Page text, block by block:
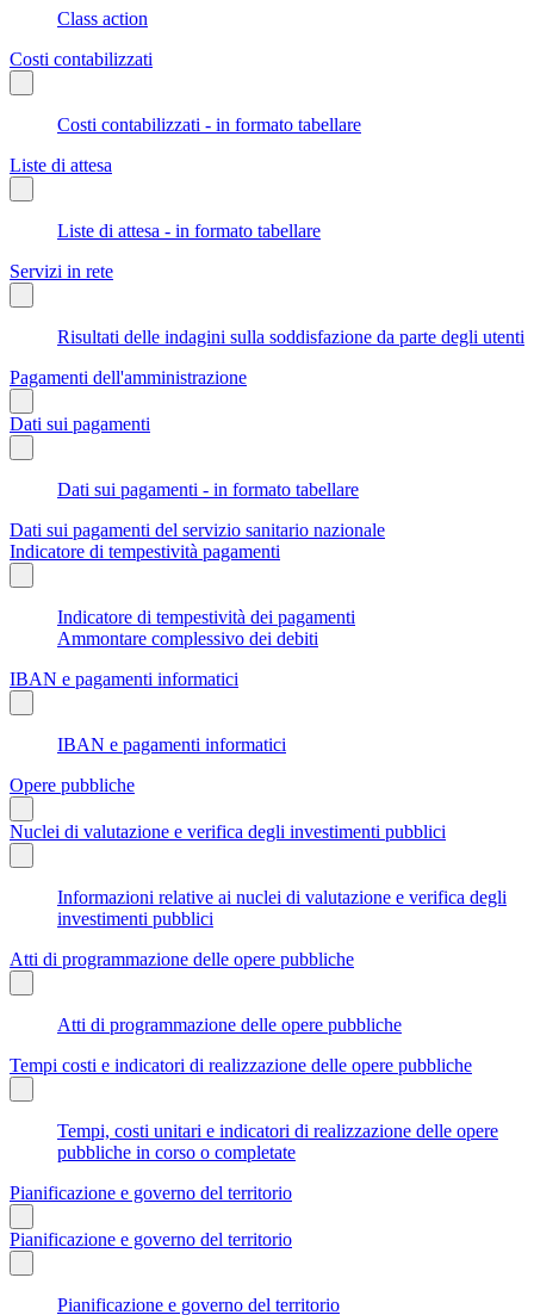
Class action
Costi contabilizzati
Costi contabilizzati - in formato tabellare
Liste di attesa
Liste di attesa - in formato tabellare
Servizi in rete
Risultati delle indagini sulla soddisfazione da parte degli utenti
Pagamenti dell'amministrazione
Dati sui pagamenti
Dati sui pagamenti - in formato tabellare
Dati sui pagamenti del servizio sanitario nazionale
Indicatore di tempestività pagamenti
Indicatore di tempestività dei pagamenti
Ammontare complessivo dei debiti
IBAN e pagamenti informatici
IBAN e pagamenti informatici
Opere pubbliche
Nuclei di valutazione e verifica degli investimenti pubblici
Informazioni relative ai nuclei di valutazione e verifica degli
investimenti pubblici
Atti di programmazione delle opere pubbliche
Atti di programmazione delle opere pubbliche
Tempi costi e indicatori di realizzazione delle opere pubbliche
Tempi, costi unitari e indicatori di realizzazione delle opere
pubbliche in corso o completate
Pianificazione e governo del territorio
Pianificazione e governo del territorio
Pianificazione e governo del territorio